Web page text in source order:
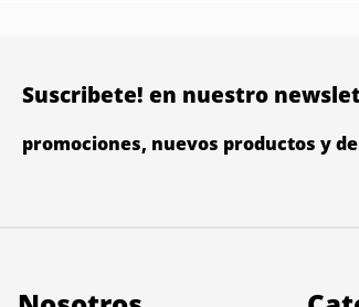
Suscribete! en nuestro
promociones, nuevos productos y